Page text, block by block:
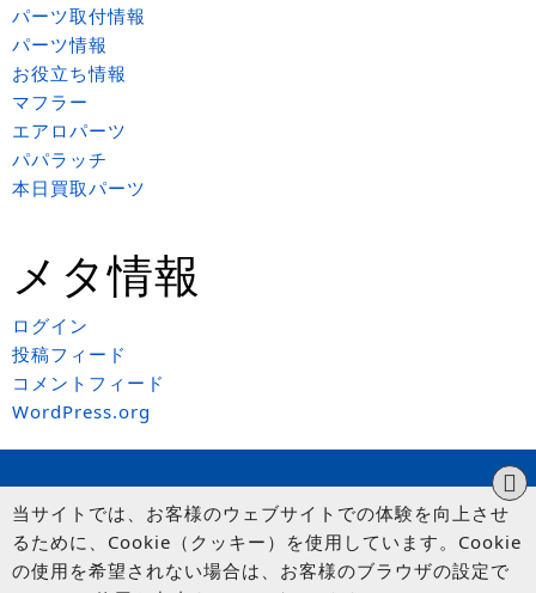
パーツ取付情報
パーツ情報
お役立ち情報
マフラー
エアロパーツ
パパラッチ
本日買取パーツ
メタ情報
ログイン
投稿フィード
コメントフィード
WordPress.org
当サイトでは、お客様のウェブサイトでの体験を向上させ
るために、Cookie（クッキー）を使用しています。Cookie
の使用を希望されない場合は、お客様のブラウザの設定で